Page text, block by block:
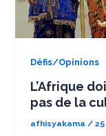
Défis/Opinions
L’Afrique
pas de la
afhisyakama/